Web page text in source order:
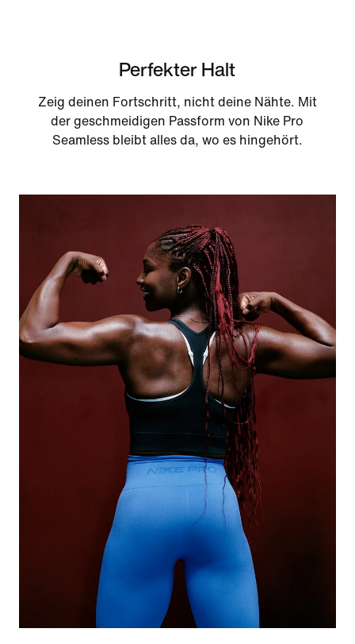
Perfekter Halt
Zeig deinen Fortschritt, nicht deine Nähte. Mit
der geschmeidigen Passform von Nike Pro
Seamless bleibt alles da, wo es hingehört.